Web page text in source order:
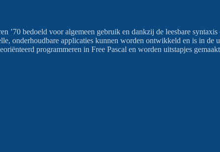
’70 bedoeld voor algemeen gebruik en dankzij de leesbare
onderhoudbare applicaties kunnen worden ontwikkeld en is in
programmeren in Free Pascal en worden uitstapjes